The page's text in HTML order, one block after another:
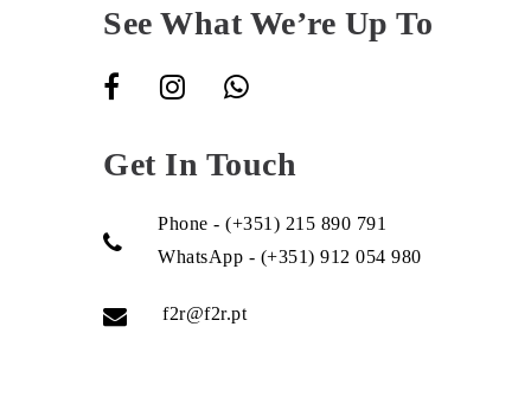
See What We’re Up To
Get In Touch
Phone - (+351) 215 890 791
WhatsApp - (+351) 912 054 980
f2r@f2r.pt